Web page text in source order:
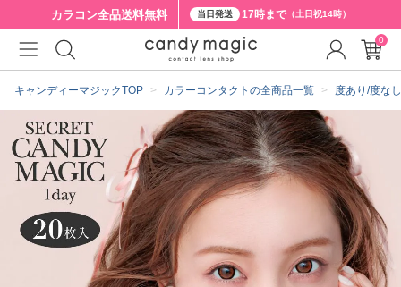
カラコン全品送料無料 当日発送 17時まで（土日祝14時）
キャンディーマジックTOP カラーコンタクトの全商品一覧 度あり/度な
0
クーポン詳細